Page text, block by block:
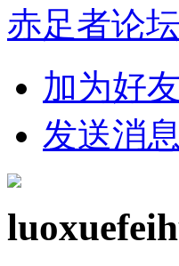
赤足者论坛
加为好友
发送消息